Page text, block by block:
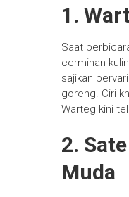
1.
Saat
cerminan
sajikan
goreng. Ciri
Warteg kini
2.
Muda